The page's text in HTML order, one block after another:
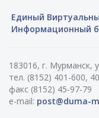
Единый
Информационный
183016, г. Мурманск,
тел. (8152) 401-600,
факс (8152) 45-97-79
e-mail: post@duma-